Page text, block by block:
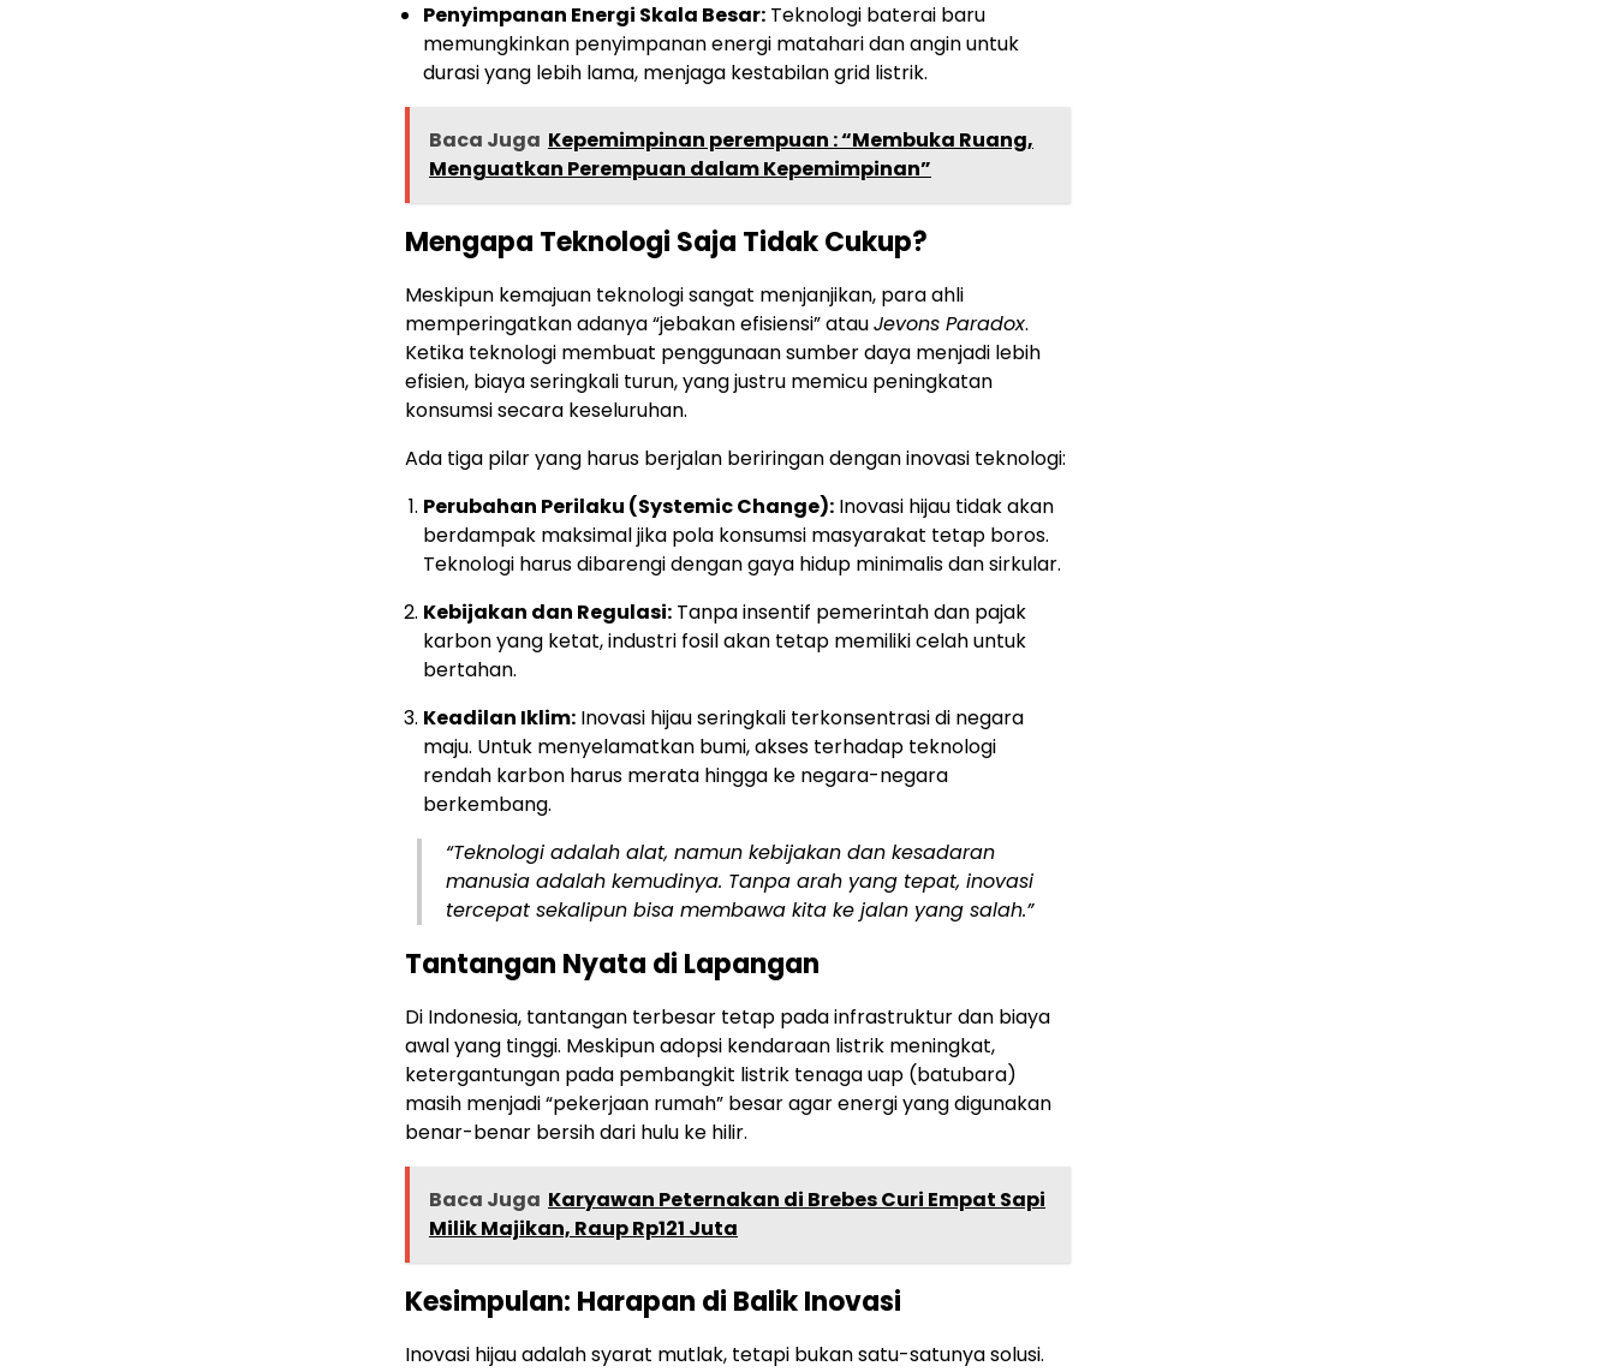
Penyimpanan Energi Skala Besar: Teknologi baterai baru
memungkinkan penyimpanan energi matahari dan angin untuk
durasi yang lebih lama, menjaga kestabilan grid listrik.
Baca Juga Kepemimpinan perempuan : “Membuka Ruang,
Menguatkan Perempuan dalam Kepemimpinan”
Mengapa Teknologi Saja Tidak Cukup?
Meskipun kemajuan teknologi sangat menjanjikan, para ahli
memperingatkan adanya “jebakan efisiensi” atauJevons Paradox.
Ketika teknologi membuat penggunaan sumber daya menjadi lebih
efisien, biaya seringkali turun, yang justru memicu peningkatan
konsumsi secara keseluruhan.
Ada tiga pilar yang harus berjalan beriringan dengan inovasi teknologi:
Perubahan Perilaku (Systemic Change): Inovasi hijau tidak akan
berdampak maksimal jika pola konsumsi masyarakat tetap boros.
Teknologi harus dibarengi dengan gaya hidup minimalis dan sirkular.
Kebijakan dan Regulasi: Tanpa insentif pemerintah dan pajak
karbon yang ketat, industri fosil akan tetap memiliki celah untuk
bertahan.
Keadilan Iklim: Inovasi hijau seringkali terkonsentrasi di negara
maju. Untuk menyelamatkan bumi, akses terhadap teknologi
rendah karbon harus merata hingga ke negara-negara
berkembang.
“Teknologi adalah alat, namun kebijakan dan kesadaran
manusia adalah kemudinya. Tanpa arah yang tepat, inovasi
tercepat sekalipun bisa membawa kita ke jalan yang salah.”
Tantangan Nyata di Lapangan
Di Indonesia, tantangan terbesar tetap pada infrastruktur dan biaya
awal yang tinggi. Meskipun adopsi kendaraan listrik meningkat,
ketergantungan pada pembangkit listrik tenaga uap (batubara)
masih menjadi “pekerjaan rumah” besar agar energi yang digunakan
benar-benar bersih dari hulu ke hilir.
Baca Juga Karyawan Peternakan di Brebes Curi Empat Sapi
Milik Majikan, Raup Rp121 Juta
Kesimpulan: Harapan di Balik Inovasi
Inovasi hijau adalah syarat mutlak, tetapi bukan satu-satunya solusi.